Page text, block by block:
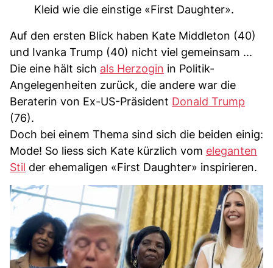
Kleid wie die einstige «First Daughter».
Auf den ersten Blick haben Kate Middleton (40)
und Ivanka Trump (40) nicht viel gemeinsam ...
Die eine hält sich als Herzogin in Politik-
Angelegenheiten zurück, die andere war die
Beraterin von Ex-US-Präsident Donald Trump
(76).
Doch bei einem Thema sind sich die beiden einig:
Mode! So liess sich Kate kürzlich vom eleganten
Stil der ehemaligen «First Daughter» inspirieren.